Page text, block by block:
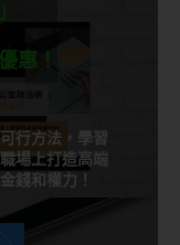
惠！
行方法，學習
場上打造高端
錢和權力！